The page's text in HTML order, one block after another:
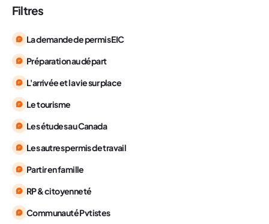
Filtres
La demande de permis EIC
Préparation au départ
L'arrivée et la vie sur place
Le tourisme
Les études au Canada
Les autres permis de travail
Partir en famille
RP & citoyenneté
Communauté Pvtistes